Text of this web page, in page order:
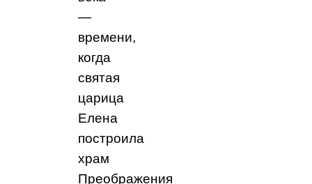
—
времени,
когда
святая
царица
Елена
построила
храм
Преображения